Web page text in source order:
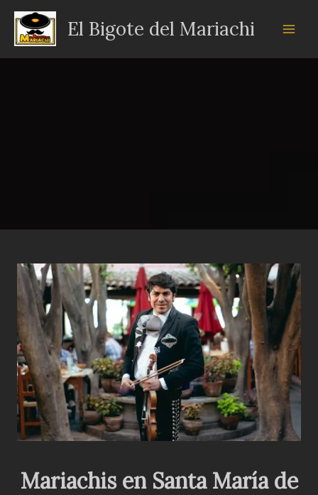
contenido
El Bigote del Mariachi
Mariachis en Santa María de